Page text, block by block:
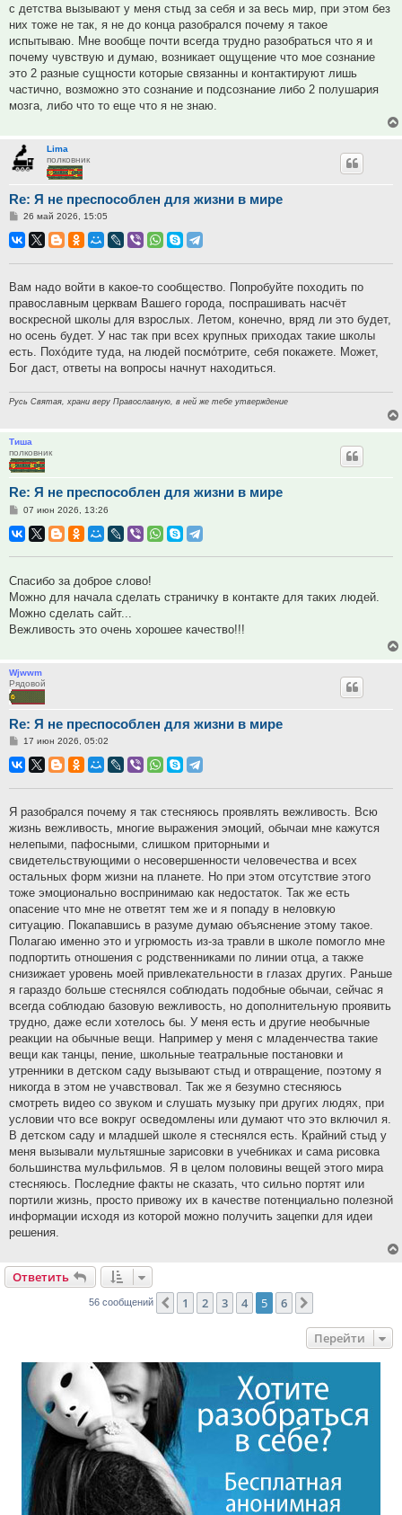
с детства вызывают у меня стыд за себя и за весь мир, при этом без
них тоже не так, я не до конца разобрался почему я такое
испытываю. Мне вообще почти всегда трудно разобраться что я и
почему чувствую и думаю, возникает ощущение что мое сознание
это 2 разные сущности которые связанны и контактируют лишь
частично, возможно это сознание и подсознание либо 2 полушария
мозга, либо что то еще что я не знаю.
Lima
полковник
Re: Я не преспособлен для жизни в мире
Сообщение
26 май 2026, 15:05
Вам надо войти в какое-то сообщество. Попробуйте походить по
православным церквам Вашего города, поспрашивать насчёт
воскресной школы для взрослых. Летом, конечно, вряд ли это будет,
но осень будет. У нас так при всех крупных приходах такие школы
есть. Похо́дите туда, на людей посмо́трите, себя покажете. Может,
Бог даст, ответы на вопросы начнут находиться.
Русь Святая, храни веру Православную, в ней же тебе утверждение
Тиша
полковник
Re: Я не преспособлен для жизни в мире
Сообщение
07 июн 2026, 13:26
Спасибо за доброе слово!
Можно для начала сделать страничку в контакте для таких людей.
Можно сделать сайт...
Вежливость это очень хорошее качество!!!
Wjwwm
Рядовой
Re: Я не преспособлен для жизни в мире
Сообщение
17 июн 2026, 05:02
Я разобрался почему я так стесняюсь проявлять вежливость. Всю
жизнь вежливость, многие выражения эмоций, обычаи мне кажутся
нелепыми, пафосными, слишком приторными и
свидетельствующими о несовершенности человечества и всех
остальных форм жизни на планете. Но при этом отсутствие этого
тоже эмоционально воспринимаю как недостаток. Так же есть
опасение что мне не ответят тем же и я попаду в неловкую
ситуацию. Покапавшись в разуме думаю объяснение этому такое.
Полагаю именно это и угрюмость из-за травли в школе помогло мне
подпортить отношения с родственниками по линии отца, а также
снизижает уровень моей привлекательности в глазах других. Раньше
я гараздо больше стеснялся соблюдать подобные обычаи, сейчас я
всегда соблюдаю базовую вежливость, но дополнительную проявить
трудно, даже если хотелось бы. У меня есть и другие необычные
реакции на обычные вещи. Например у меня с младенчества такие
вещи как танцы, пение, школьные театральные постановки и
утренники в детском саду вызывают стыд и отвращение, поэтому я
никогда в этом не учавствовал. Так же я безумно стесняюсь
смотреть видео со звуком и слушать музыку при других людях, при
условии что все вокруг осведомлены или думают что это включил я.
В детском саду и младшей школе я стеснялся есть. Крайний стыд у
меня вызывали мультяшные зарисовки в учебниках и сама рисовка
большинства мульфильмов. Я в целом половины вещей этого мира
стесняюсь. Последние факты не сказать, что сильно портят или
портили жизнь, просто привожу их в качестве потенциально полезной
информации исходя из которой можно получить зацепки для идеи
решения.
Ответить
56 сообщений Пред.
1 2 3 4 5 6
Перейти